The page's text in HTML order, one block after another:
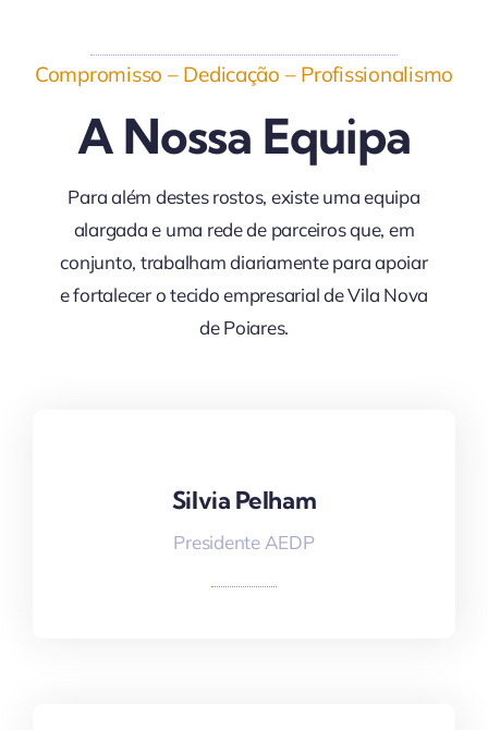
Compromisso – Dedicação – Profissionalismo
A Nossa Equipa
Para além destes rostos, existe uma equipa
alargada e uma rede de parceiros que, em
conjunto, trabalham diariamente para apoiar
e fortalecer o tecido empresarial de Vila Nova
de Poiares.
Silvia Pelham
Presidente AEDP
Silvia Pelham